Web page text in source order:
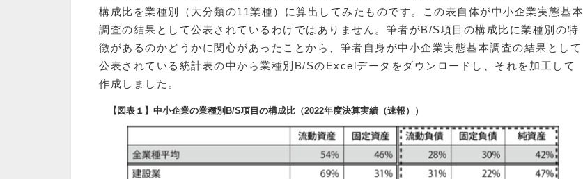
構成比を業種別（大分類の11業種）に算出してみたものです。この表自体が中小企業実態基本
調査の結果として公表されているわけではありません。筆者がB/S項目の構成比に業種別の特
徴があるのかどうかに関心があったことから、筆者自身が中小企業実態基本調査の結果として
公表されている統計表の中から業種別B/SのExcelデータをダウンロードし、それを加工して
作成しました。
【図表１】中小企業の業種別B/S項目の構成比 （2022年度決算実績（速報））